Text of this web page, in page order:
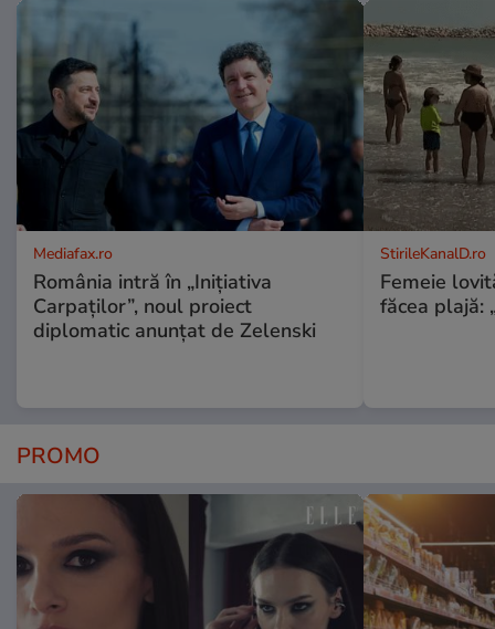
Mediafax.ro
România intră în „Inițiativa
Carpaților”, noul proiect
diplomatic anunțat de Zelenski
StirileKanalD.ro
Femeie
făcea plajă:
PROMO